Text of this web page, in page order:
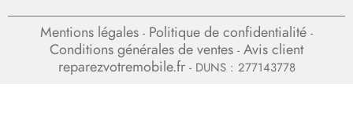
Mentions légales - Politique de confidentialité -
Conditions générales de ventes - Avis client
reparezvotremobile.fr- DUNS : 277143778